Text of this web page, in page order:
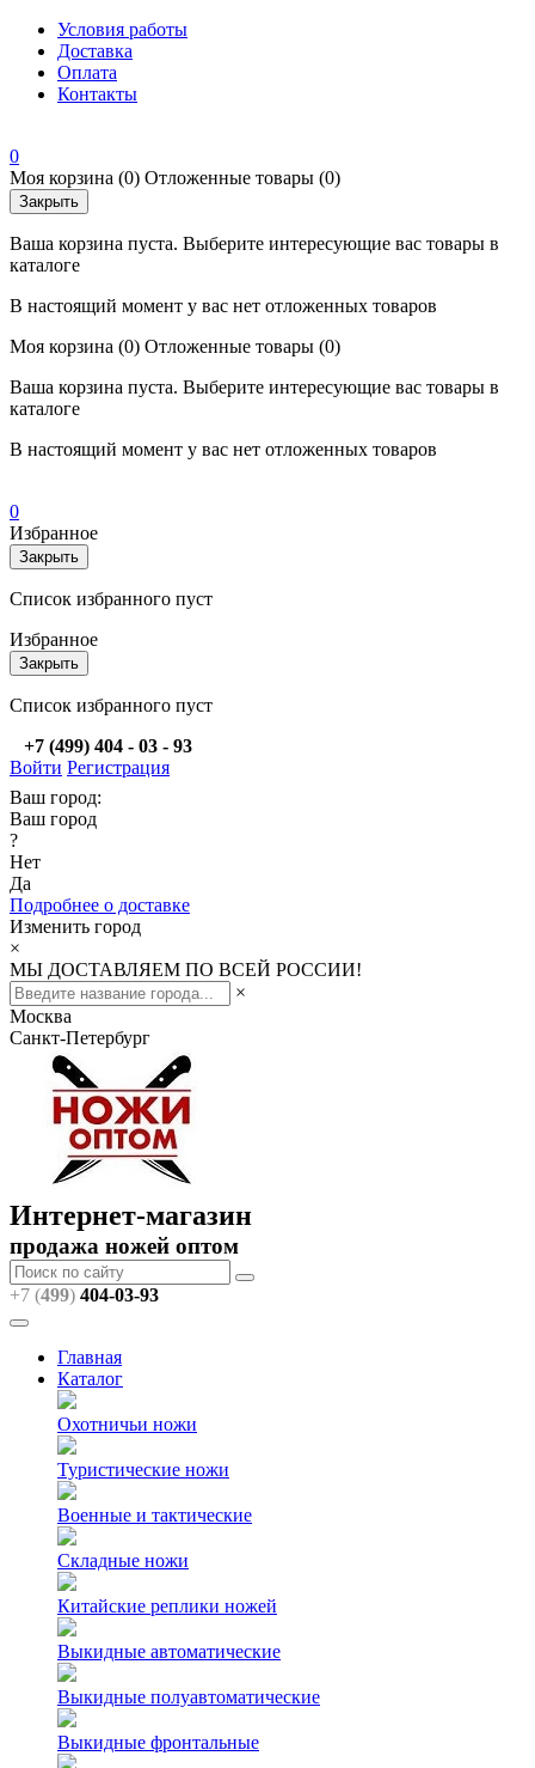
Условия работы
Доставка
Оплата
Контакты
0
Моя корзина (0) Отложенные товары (0)
Закрыть
Ваша корзина пуста. Выберите интересующие вас товары в
каталоге
В настоящий момент у вас нет отложенных товаров
Моя корзина (0) Отложенные товары (0)
Ваша корзина пуста. Выберите интересующие вас товары в
каталоге
В настоящий момент у вас нет отложенных товаров
0
Избранное
Закрыть
Список избранного пуст
Избранное
Закрыть
Список избранного пуст
+7 (499) 404 - 03 - 93
Войти Регистрация
Ваш город:
Ваш город
?
Нет
Да
Подробнее о доставке
Изменить город
×
МЫ ДОСТАВЛЯЕМ ПО ВСЕЙ РОССИИ!
×
Москва
Санкт-Петербург
Интернет-магазин
продажа ножей оптом
+7 (499) 404-03-93
Главная
Каталог
Охотничьи ножи
Туристические ножи
Военные и тактические
Складные ножи
Китайские реплики ножей
Выкидные автоматические
Выкидные полуавтоматические
Выкидные фронтальные